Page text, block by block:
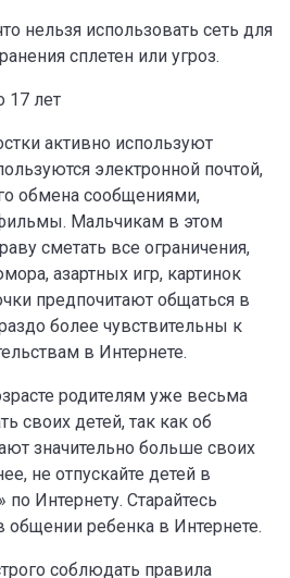
нельзя использовать сеть для
сплетен или угроз.
17 лет
активно используют
электронной почтой,
обмена сообщениями,
Мальчикам в этом
сметать все ограничения,
азартных игр, картинок
предпочитают общаться в
более чувствительны к
в Интернете.
родителям уже весьма
своих детей, так как об
значительно больше своих
не отпускайте детей в
Интернету. Старайтесь
общении ребенка в Интернете.
соблюдать правила